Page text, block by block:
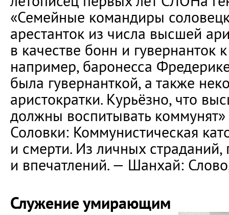
«Семейные командиры
арестанток из числа высшей
в качестве бонн и гувернанток
например, баронесса
была гувернанткой, а также
аристократки. Курьёзно, что
должны воспитывать
Соловки: Коммунистическая
и смерти. Из личных
и впечатлений. — Шанхай:
Служение умирающим